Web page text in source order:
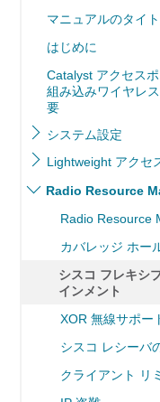
マニュアルのタイ
はじめに
Catalyst アクセス
組み込みワイヤレ
要
システム設定
Lightweight アクセ
Radio Resource
Radio Resource
カバレッジ ホー
シスコ フレキシ
インメント
XOR 無線サポー
シスコ レシーバ
クライアント リ